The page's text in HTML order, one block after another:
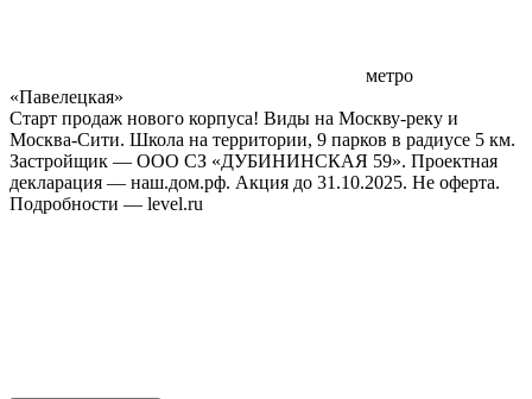
метро
«Павелецкая»
Старт продаж нового корпуса! Виды на Москву-реку и
Москва-Сити. Школа на территории, 9 парков в радиусе 5 км.
Застройщик — ООО СЗ «ДУБИНИНСКАЯ 59». Проектная
декларация — наш.дом.рф. Акция до 31.10.2025. Не оферта.
Подробности — level.ru